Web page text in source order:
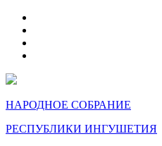
НАРОДНОЕ СОБРАНИЕ
РЕСПУБЛИКИ ИНГУШЕТИЯ